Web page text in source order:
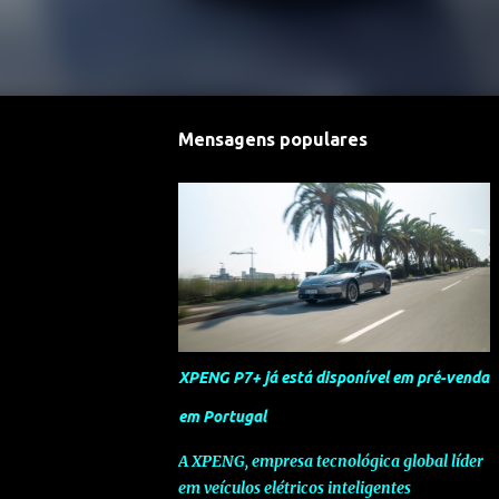
Mensagens populares
XPENG P7+ já está disponível em pré-venda
em Portugal
A XPENG, empresa tecnológica global líder
em veículos elétricos inteligentes